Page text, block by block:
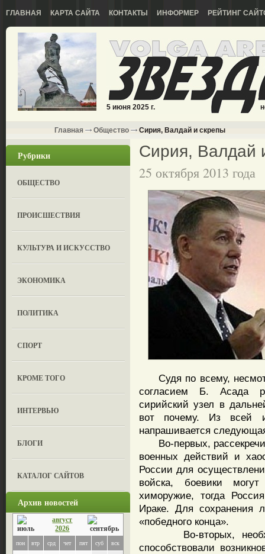
ГЛАВНАЯ КАРТА САЙТА КОНТАКТЫ ИНФОРМЕР РЕЙТИНГ
5 июня 2025 г.
Главная Общество Сирия, Валдай и скрепы
Рубрики
ОБЩЕСТВО
ПРОИСШЕСТВИЯ
КУЛЬТУРА И ИСКУССТВО
ЭКОНОМИКА
ПОЛИТИКА
СПОРТ
КРОМЕ ТОГО
ИНТЕРВЬЮ
БЛОГИ
КАТАЛОГ САЙТОВ
Архив новостей
август
2026
пон втр срд чет пят суб вск
Сирия, Валдай
25 октября 2013 года
Судя по всему,
согласием Б. Асада
сирийский узел в
вот почему. Из всей
напрашивается
Во-первых,
военных действий и
России для
войска, боевики
химоружие, тогда
Ираке. Для сохранения
«победного конца».
Во-вторых,
способствовали